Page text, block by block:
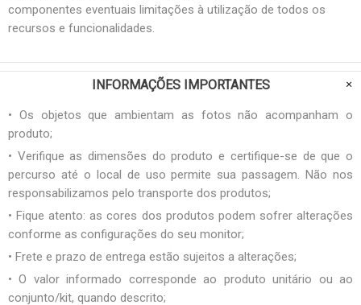
componentes eventuais limitações à utilização de todos os
recursos e funcionalidades.
INFORMAÇÕES IMPORTANTES
• Os objetos que ambientam as fotos não acompanham o
produto;
• Verifique as dimensões do produto e certifique-se de que o
percurso até o local de uso permite sua passagem. Não nos
responsabilizamos pelo transporte dos produtos;
• Fique atento: as cores dos produtos podem sofrer alterações
conforme as configurações do seu monitor;
• Frete e prazo de entrega estão sujeitos a alterações;
• O valor informado corresponde ao produto unitário ou ao
conjunto/kit, quando descrito;